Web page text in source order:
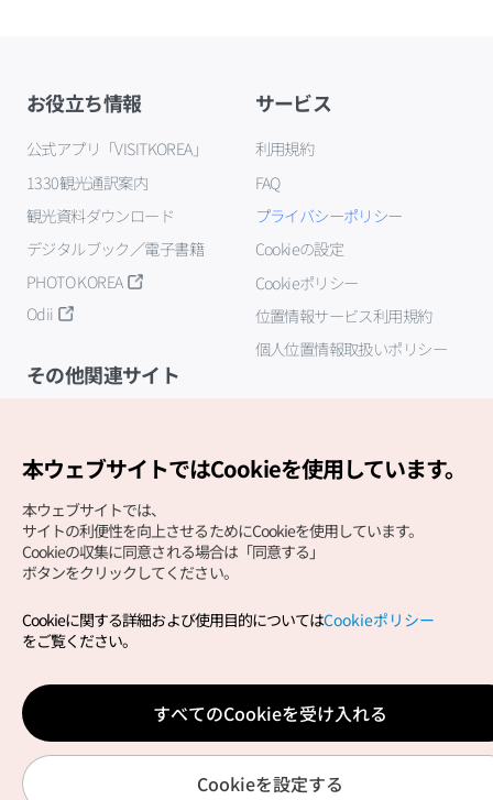
お役立ち情報
公式アプリ「VISITKOREA」
1330観光通訳案内
観光資料ダウンロード
デジタルブック／電子書籍
PHOTO KOREA
Odii
サービス
利用規約
FAQ
プライバシーポリシー
Cookieの設定
Cookieポリシー
位置情報サービス利用規約
個人位置情報取扱いポリシー
その他関連サイト
Copyright (c) Korea Tourism Organization All Rights
サイトエラー報告公式メール
japanese@knto.or.kr
本ウェブサイトではCookieを使用しています。
本ウェブサイトでは、
サイトの利便性を向上させるためにCookieを使用しています。
Cookieの収集に同意される場合は「同意する」
ボタンをクリックしてください。
Cookieに関する詳細および使用目的についてはCookieポリシー
をご覧ください。
すべてのCookieを受け入れる
Cookieを設定する